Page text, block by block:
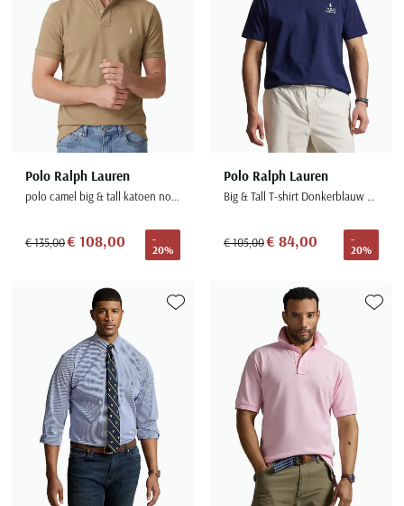
Polo Ralph Lauren
polo camel big & tall katoen normale fit 2-knoops
€ 135,00€ 108,00
-
20%
Polo Ralph Lauren
Big & Tall T-shirt Donkerblauw Wijde Fit
€ 105,00€ 84,00
-
20%
Toevoegen aan favorieten